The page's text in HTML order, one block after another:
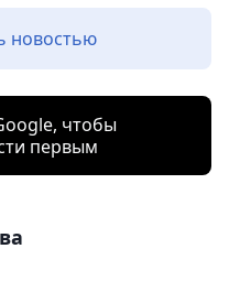
новостью
чтобы
первым